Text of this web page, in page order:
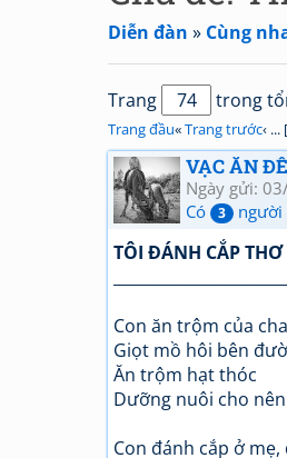
Diễn đàn » Cùng
Trang trong
Trang đầu«Trang trước‹ ... [
VẠC ĂN
Ngày gửi:
Có
3 người
TÔI ĐÁNH CẮP THƠ
Con ăn trộm của cha
Giọt mồ hôi bên
Ăn trộm hạt thóc
Dưỡng nuôi cho
Con đánh cắp ở